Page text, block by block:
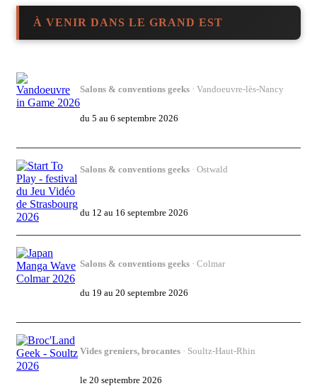
À VENIR DANS LE GRAND EST
Salons & conventions geeks · Vandoeuvre-lès-Nancy
du 5 au 6 septembre 2026
Salons & conventions geeks · Ostwald
du 12 au 16 septembre 2026
Salons & conventions geeks · Colmar
du 19 au 20 septembre 2026
Vides greniers, brocantes · Soultz-Haut-Rhin
le 20 septembre 2026